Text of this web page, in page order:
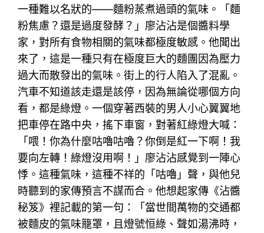
一種難以名狀的——麵粉蒸煮過頭的氣味。「麵
粉焦慮？還是過度發酵？」廖沾沾是個醬料學
家，對所有食物相關的氣味都極度敏感。他聞出
來了，這是一種只有在極度巨大的麵團因為壓力
過大而散發出的氣味。街上的行人陷入了混亂。
汽車不知道該走還是該停，因為無論從哪個方向
看，都是綠燈。一個穿著西裝的男人小心翼翼地
把車停在路中央，搖下車窗，對著紅綠燈大喊：
「喂！你為什麼咕嚕咕嚕？你倒是紅一下啊！我
要向左轉！綠燈沒用啊！」廖沾沾感覺到一陣心
悸。這種氣味，這種不祥的「咕嚕」聲，與他兒
時聽到的家傳預言不謀而合。他想起家傳《沾醬
秘笈》裡記載的第一句：「當世間萬物的交通都
被麵皮的氣味籠罩，且燈號恒綠、聲如湯沸時，